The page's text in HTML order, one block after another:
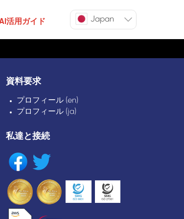
活用ガイド Japan
資料要求
プロフィール (en)
プロフィール (ja)
私達と接続